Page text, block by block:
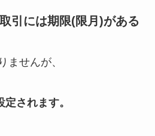
引には期限(限月)がある
ませんが、
されます。